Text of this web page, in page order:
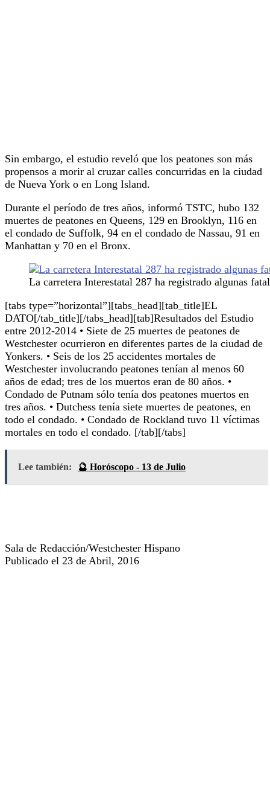
Sin embargo, el estudio reveló que los peatones son más
propensos a morir al cruzar calles concurridas en la ciudad
de Nueva York o en Long Island.
Durante el período de tres años, informó TSTC, hubo 132
muertes de peatones en Queens, 129 en Brooklyn, 116 en
el condado de Suffolk, 94 en el condado de Nassau, 91 en
Manhattan y 70 en el Bronx.
La carretera Interestatal 287 ha registrado algunas
[tabs type=”horizontal”][tabs_head][tab_title]EL
DATO[/tab_title][/tabs_head][tab]Resultados del Estudio
entre 2012-2014 • Siete de 25 muertes de peatones de
Westchester ocurrieron en diferentes partes de la ciudad de
Yonkers. • Seis de los 25 accidentes mortales de
Westchester involucrando peatones tenían al menos 60
años de edad; tres de los muertos eran de 80 años. •
Condado de Putnam sólo tenía dos peatones muertos en
tres años. • Dutchess tenía siete muertes de peatones, en
todo el condado. • Condado de Rockland tuvo 11 víctimas
mortales en todo el condado. [/tab][/tabs]
Lee también: 🔮 Horóscopo - 13 de Julio
Sala de Redacción/Westchester Hispano
Publicado el 23 de Abril, 2016